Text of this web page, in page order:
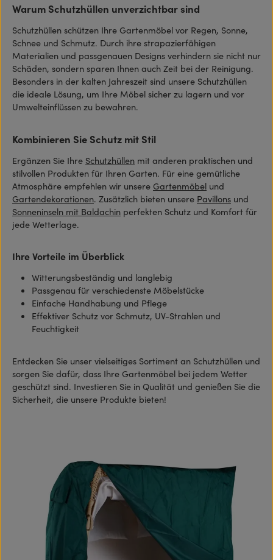
Warum Schutzhüllen unverzichtbar sind
Schutzhüllen schützen Ihre Gartenmöbel vor Regen, Sonne,
Schnee und Schmutz. Durch ihre strapazierfähigen
Materialien und passgenauen Designs verhindern sie nicht nur
Schäden, sondern sparen Ihnen auch Zeit bei der Reinigung.
Besonders in der kalten Jahreszeit sind unsere Schutzhüllen
die ideale Lösung, um Ihre Möbel sicher zu lagern und vor
Umwelteinflüssen zu bewahren.
Kombinieren Sie Schutz mit Stil
Ergänzen Sie Ihre Schutzhüllen mit anderen praktischen und
stilvollen Produkten für Ihren Garten. Für eine gemütliche
Atmosphäre empfehlen wir unsere Gartenmöbel und
Gartendekorationen. Zusätzlich bieten unsere Pavillons und
Sonneninseln mit Baldachin perfekten Schutz und Komfort für
jede Wetterlage.
Ihre Vorteile im Überblick
Witterungsbeständig und langlebig
Passgenau für verschiedenste Möbelstücke
Einfache Handhabung und Pflege
Effektiver Schutz vor Schmutz, UV-Strahlen und
Feuchtigkeit
Entdecken Sie unser vielseitiges Sortiment an Schutzhüllen und
sorgen Sie dafür, dass Ihre Gartenmöbel bei jedem Wetter
geschützt sind. Investieren Sie in Qualität und genießen Sie die
Sicherheit, die unsere Produkte bieten!